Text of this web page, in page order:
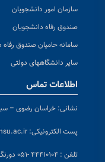
سازمان امور دانشجویان
صندوق رفاه دانشجویان
سامانه حامیان صندوق رفاه
سایر دانشگاههای دولتی
اطلاعات تماس
نشانی: خراسان رضوی –
پست الکترونیکی:
تلفن : ۴۴۴۱۰۱۰۴ -۰۵۱